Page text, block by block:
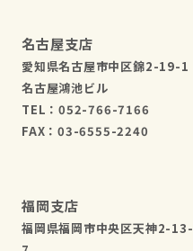
名古屋支店
愛知県名古屋市中区錦2-19-1
名古屋鴻池ビル
TEL：052-766-7166
FAX：03-6555-2240
福岡支店
福岡県福岡市中央区天神2-13-